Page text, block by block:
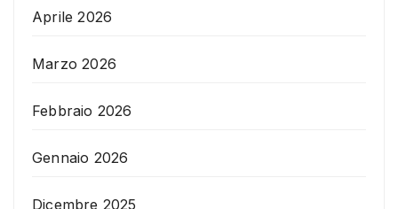
Aprile 2026
Marzo 2026
Febbraio 2026
Gennaio 2026
Dicembre 2025